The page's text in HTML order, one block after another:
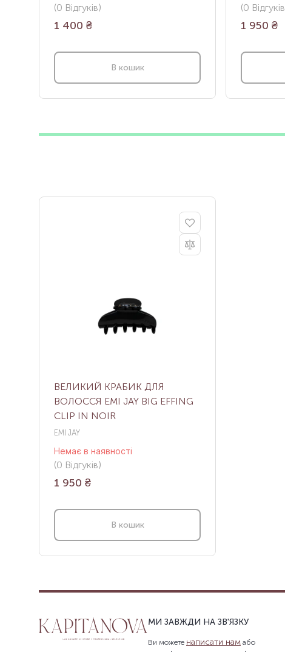
(0 Відгуків)
1 400 ₴
В кошик
(0 Відгуків
1 950 ₴
ВЕЛИКИЙ КРАБИК ДЛЯ
ВОЛОССЯ EMI JAY BIG EFFING
CLIP IN NOIR
EMI JAY
Немає в наявності
(0 Відгуків)
1 950 ₴
В кошик
МИ ЗАВЖДИ НА ЗВ'ЯЗКУ
Ви можете написати нам або